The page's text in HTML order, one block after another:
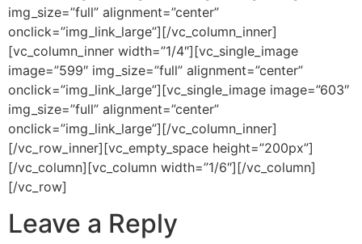
img_size=”full” alignment=”center”
onclick=”img_link_large”][/vc_column_inner]
[vc_column_inner width=”1/4″][vc_single_image
image=”599″ img_size=”full” alignment=”center”
onclick=”img_link_large”][vc_single_image image=”603″
img_size=”full” alignment=”center”
onclick=”img_link_large”][/vc_column_inner]
[/vc_row_inner][vc_empty_space height=”200px”]
[/vc_column][vc_column width=”1/6″][/vc_column]
[/vc_row]
Leave a Reply